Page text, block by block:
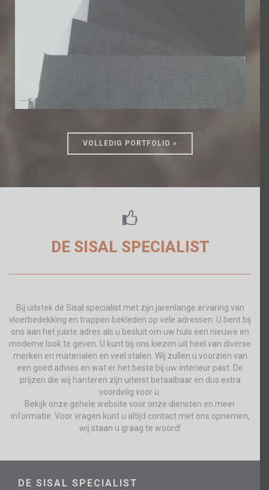
VOLLEDIG PORTFOLIO »

DE SISAL SPECIALIST
Bij uitstek dé Sisal specialist met zijn jarenlange ervaring van
vloerbedekking en trappen bekleden op vele adressen. U bent bij
ons aan het juiste adres als u besluit om uw huis een nieuwe en
moderne look te geven. U kunt bij ons kiezen uit heel van diverse
merken en materialen en veel stalen. Wij zullen u voorzien van
een goed advies en wat er het beste bij uw interieur past. De
prijzen die wij hanteren zijn uiterst betaalbaar en dus extra
voordelig voor u.
Bekijk onze gehele website voor onze diensten en meer
informatie. Voor vragen kunt u altijd contact met ons opnemen,
wij staan u graag te woord!
DE SISAL SPECIALIST